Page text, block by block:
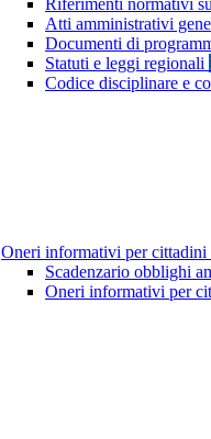
Riferimenti normativi
Atti amministrativi
Documenti di
Statuti e leggi regionali
Codice disciplinare e
Oneri informativi per cittadini
Scadenzario obblighi
Oneri informativi per